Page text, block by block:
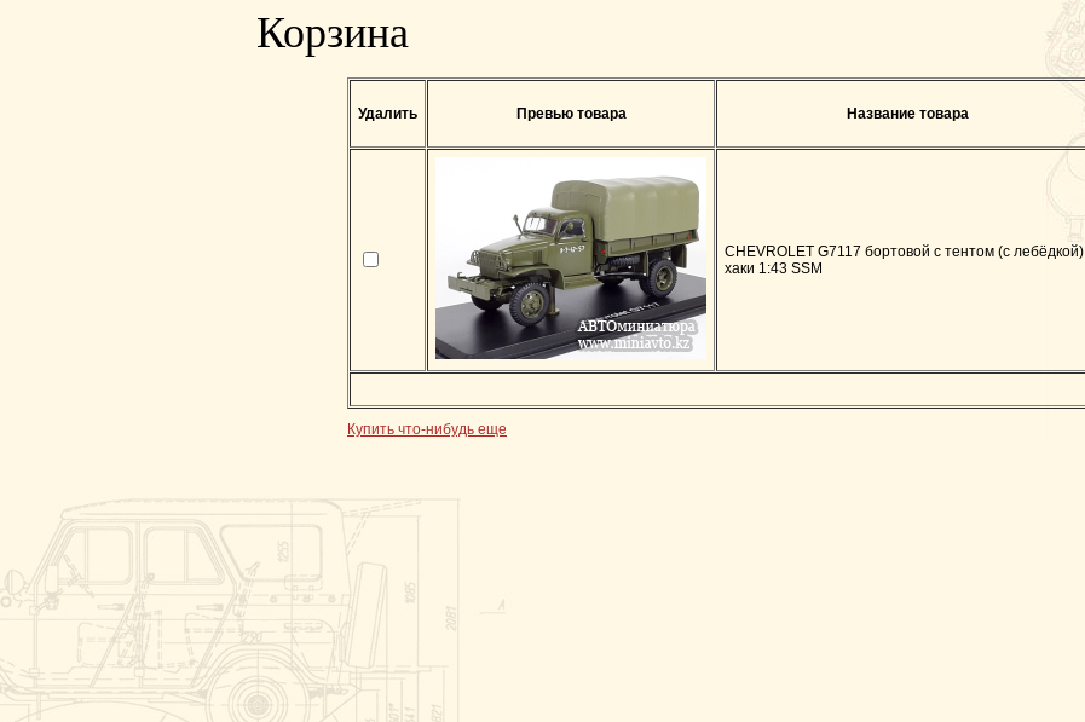
Корзина
Удалить Превью товара Название товара
CHEVROLET G7117 бортовой с тентом (с лебёдкой)
хаки 1:43 SSM
Купить что-нибудь еще